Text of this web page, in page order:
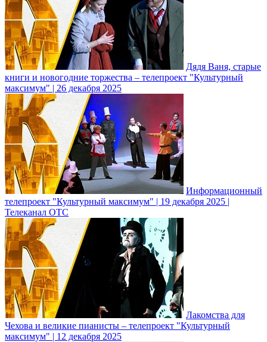
Дядя Ваня, старые
книги и новогодние торжества – телепроект "Культурный
максимум" | 26 декабря 2025
Информационный
телепроект "Культурный максимум" | 19 декабря 2025 |
Телеканал ОТС
Лакомства для
Чехова и великие пианисты – телепроект "Культурный
максимум" | 12 декабря 2025